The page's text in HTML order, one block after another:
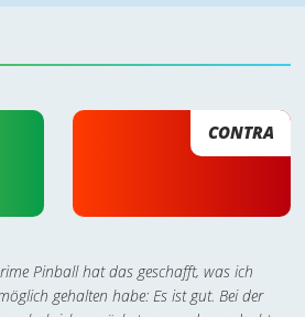
CONTRA
Pinball hat das geschafft, was ich
gehalten habe: Es ist gut. Bei der